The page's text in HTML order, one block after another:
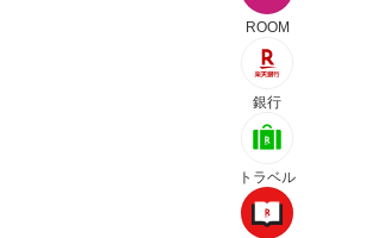
ROOM
銀行
トラベル